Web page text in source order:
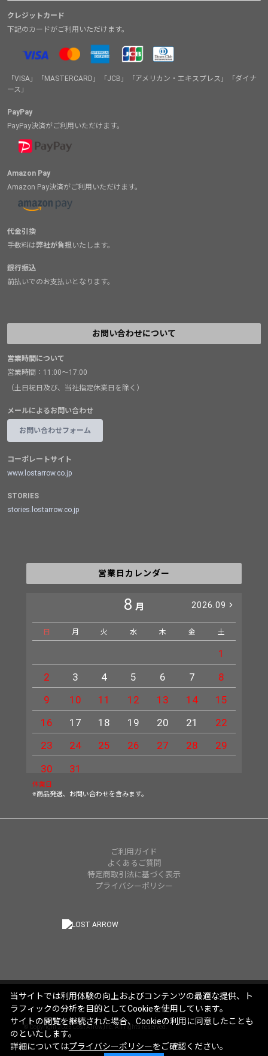
クレジットカード
下記のカードがご利用いただけます。
「VISA」「MASTERCARD」「JCB」「アメリカン・エキスプレス」「ダイナ
ース」
PayPay
PayPay決済がご利用いただけます。
Amazon Pay
Amazon Pay決済がご利用いただけます。
代金引換
手数料は弊社が負担いたします。
銀行振込
前払いでのお支払いとなります。
お問い合わせについて
営業時間について
営業時間：11:00～17:00
（土日祝日及び、当社指定休業日を除く）
メールによるお問い合わせ
お問い合わせフォーム
コーポレートサイト
www.lostarrow.co.jp
STORIES
stories.lostarrow.co.jp
営業日カレンダー
8 月 2026.09
日 月 火 水 木 金 土
1
2
3 4 5 6 7
8
9
10 11 12 13 14
15
16
17 18 19 20 21
22
23
24 25 26 27 28
29
30
31
休業日
※商品発送、お問い合わせを含みます。
ご利用ガイド
よくあるご質問
特定商取引法に基づく表示
プライバシーポリシー
© Copyright 2025 Lost Arrow,Inc. All rights reserved.
当サイトでは利用体験の向上およびコンテンツの最適な提供、ト
ラフィックの分析を目的としてCookieを使用しています。
サイトの閲覧を継続された場合、Cookieの利用に同意したことも
のといたします。
詳細についてはプライバシーポリシーをご確認ください。